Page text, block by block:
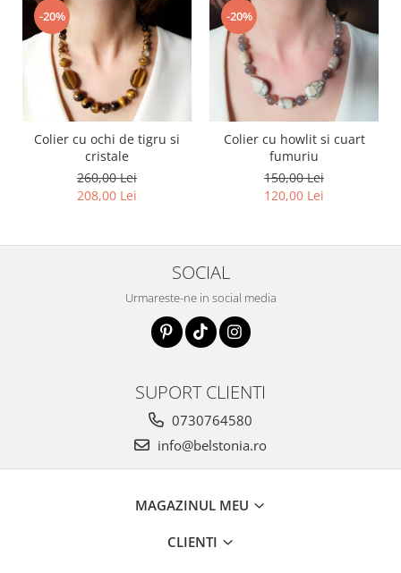
-20%
Colier cu ochi de tigru si
cristale
260,00 Lei
208,00 Lei
-20%
Colier cu howlit si cuart
fumuriu
150,00 Lei
120,00 Lei
SOCIAL
Urmareste-ne in social media
SUPORT CLIENTI
0730764580
info@belstonia.ro
MAGAZINUL MEU
CLIENTI